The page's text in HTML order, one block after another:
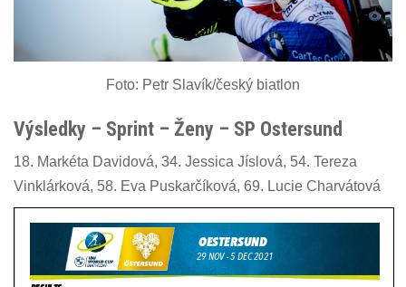
Foto: Petr Slavík/český biatlon
Výsledky – Sprint – Ženy – SP Ostersund
18. Markéta Davidová, 34. Jessica Jíslová, 54. Tereza
Vinklárková, 58. Eva Puskarčíková, 69. Lucie Charvátová